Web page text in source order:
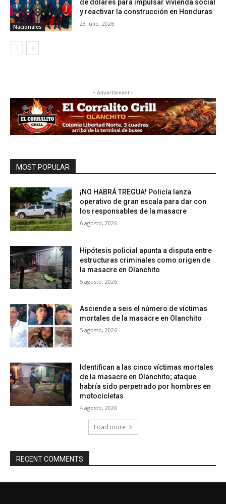
Nacionales
de dólares para impulsar vivienda social
y reactivar la construcción en Honduras
23 julio, 2026
- Advertisment -
MOST POPULAR
¡NO HABRÁ TREGUA! Policía lanza
operativo de gran escala para dar con
los responsables de la masacre
6 agosto, 2026
Hipótesis policial apunta a disputa entre
estructuras criminales como origen de
la masacre en Olanchito
5 agosto, 2026
Asciende a seis el número de víctimas
mortales de la masacre en Olanchito
5 agosto, 2026
Identifican a las cinco víctimas mortales
de la masacre en Olanchito; ataque
habría sido perpetrado por hombres en
motocicletas
4 agosto, 2026
Load more
RECENT COMMENTS